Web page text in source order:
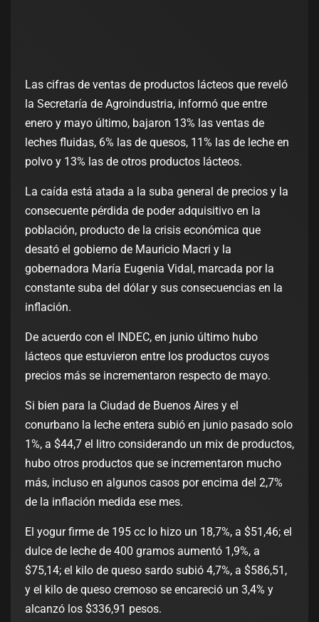
Las cifras de ventas de productos lácteos que reveló
la Secretaría de Agroindustria, informó que entre
enero y mayo último, bajaron 13% las ventas de
leches fluidas, 6% las de quesos, 11% las de leche en
polvo y 13% las de otros productos lácteos.
La caída está atada a la suba general de precios y la
consecuente pérdida de poder adquisitivo en la
población, producto de la crisis económica que
desató el gobierno de Mauricio Macri y la
gobernadora María Eugenia Vidal, marcada por la
constante suba del dólar y sus consecuencias en la
inflación.
De acuerdo con el INDEC, en junio último hubo
lácteos que estuvieron entre los productos cuyos
precios más se incrementaron respecto de mayo.
Si bien para la Ciudad de Buenos Aires y el
conurbano la leche entera subió en junio pasado solo
1%, a $44,7 el litro considerando un mix de productos,
hubo otros productos que se incrementaron mucho
más, incluso en algunos casos por encima del 2,7%
de la inflación medida ese mes.
El yogur firme de 195 cc lo hizo un 18,7%, a $51,46; el
dulce de leche de 400 gramos aumentó 1,9%, a
$75,14; el kilo de queso sardo subió 4,7%, a $586,51,
y el kilo de queso cremoso se encareció un 3,4% y
alcanzó los $336,91 pesos.